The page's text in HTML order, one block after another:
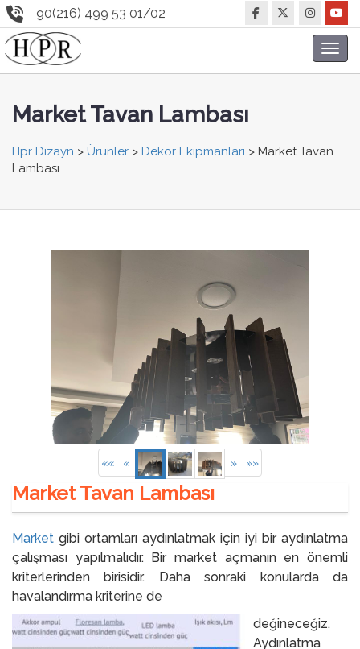
90(216) 499 53 01/02
Market Tavan Lambası
Hpr Dizayn > Ürünler > Dekor Ekipmanları > Market Tavan
Lambası
«« « » »»
Market Tavan Lambası
Market gibi ortamları aydınlatmak için iyi bir aydınlatma
çalışması yapılmalıdır. Bir market açmanın en önemli
kriterlerinden birisidir. Daha sonraki konularda da
havalandırma kriterine de
değineceğiz.
Aydınlatma